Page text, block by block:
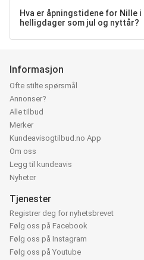
Hva er åpningstidene for Nille i
helligdager som jul og nyttår?
Informasjon
Ofte stilte spørsmål
Annonser?
Alle tilbud
Merker
Kundeavisogtilbud.no App
Om oss
Legg til kundeavis
Nyheter
Tjenester
Registrer deg for nyhetsbrevet
Følg oss på Facebook
Følg oss på Instagram
Følg oss på Youtube